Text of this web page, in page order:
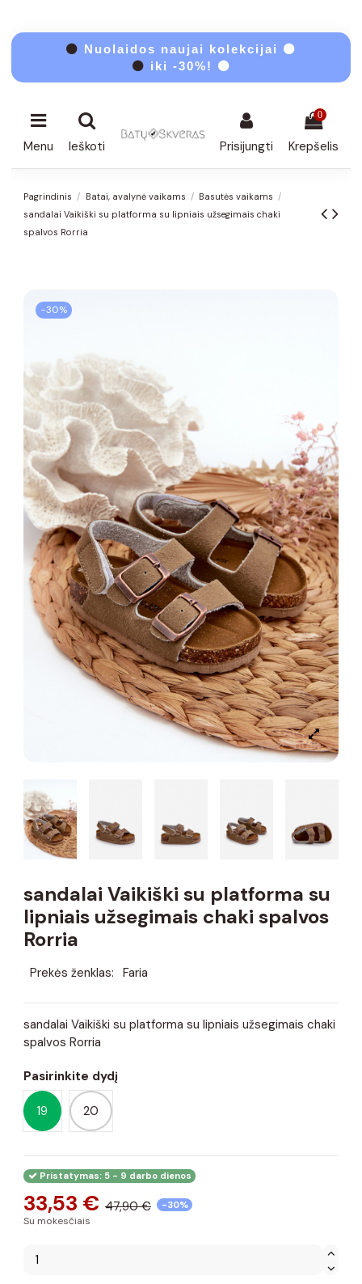
⚫ Nuolaidos naujai kolekcijai ⚫
⚫ iki -30%! ⚫
Menu Ieškoti Prisijungti
0
Krepšelis
Pagrindinis Batai, avalynė vaikams
Basutės vaikams
sandalai Vaikiški su platforma su lipniais užsegimais chaki
spalvos Rorria
−30%
sandalai Vaikiški su platforma su
lipniais užsegimais chaki spalvos
Rorria
Prekės ženklas: Faria
sandalai Vaikiški su platforma su lipniais užsegimais chaki
spalvos Rorria
Pasirinkite dydį
19 20
Pristatymas: 5 - 9 darbo dienos
33,53 € 47,90 € -30%
Su mokesčiais